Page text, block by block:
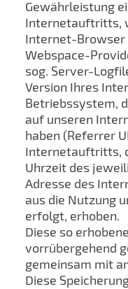
Gewährleistung
Internetauftritts,
Internet-Browser
Webspace-
sog. Server-
Version Ihres
Betriebssystem,
auf unseren
haben (Referrer
Internetauftritts,
Uhrzeit des
Adresse des
aus die Nutzung
erfolgt, erhoben.
Diese so
vorrübergehend
gemeinsam mit
Diese